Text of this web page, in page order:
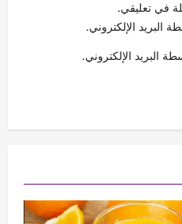
في تعليقي.
البريد الإلكتروني.
البريد الإلكتروني.